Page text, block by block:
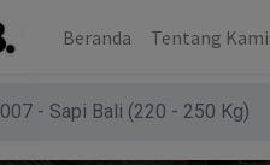
Beranda Tentang Kami
007 - Sapi Bali (220 - 250 Kg)